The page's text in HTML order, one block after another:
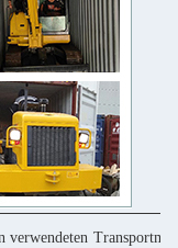
verwendeten